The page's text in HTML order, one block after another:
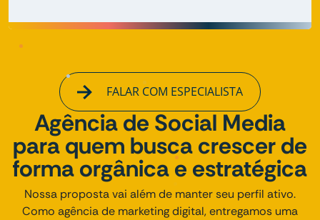
FALAR COM ESPECIALISTA
Agência de Social Media
para quem busca crescer de
forma orgânica e estratégica
Nossa proposta vai além de manter seu perfil ativo.
Como agência de marketing digital, entregamos uma